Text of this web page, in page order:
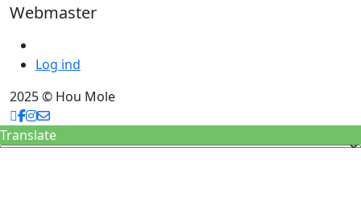
Webmaster
Log ind
2025 © Hou Mole
Translate